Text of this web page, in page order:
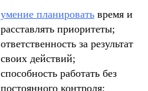
умение планировать время и
расставлять приоритеты;
ответственность за результат
своих действий;
способность работать без
постоянного контроля;